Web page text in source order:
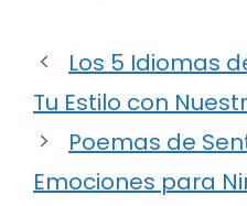
Los 5 Idiomas
Tu Estilo con
Poemas de
Emociones para